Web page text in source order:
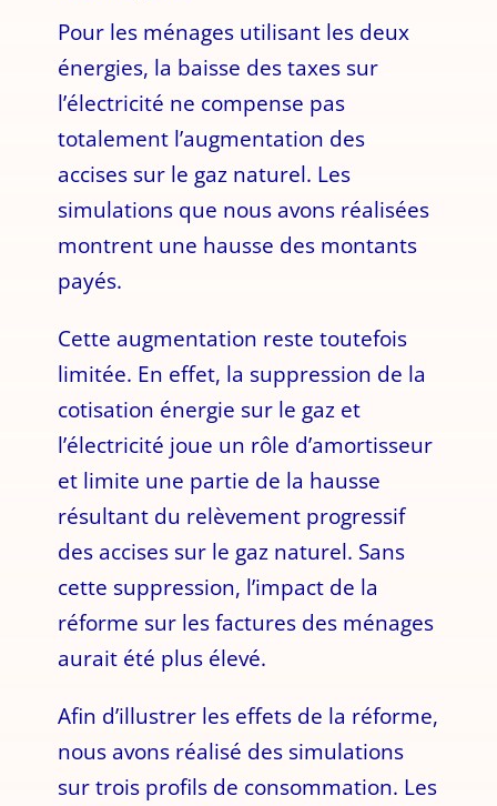
Pour les ménages utilisant les deux
énergies, la baisse des taxes sur
l’électricité ne compense pas
totalement l’augmentation des
accises sur le gaz naturel. Les
simulations que nous avons réalisées
montrent une hausse des montants
payés.
Cette augmentation reste toutefois
limitée. En effet, la suppression de la
cotisation énergie sur le gaz et
l’électricité joue un rôle d’amortisseur
et limite une partie de la hausse
résultant du relèvement progressif
des accises sur le gaz naturel. Sans
cette suppression, l’impact de la
réforme sur les factures des ménages
aurait été plus élevé.
Afin d’illustrer les effets de la réforme,
nous avons réalisé des simulations
sur trois profils de consommation. Les